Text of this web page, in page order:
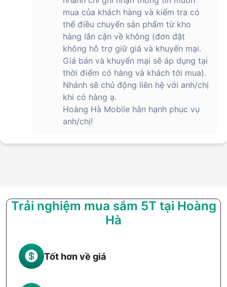
mua của khách hàng và kiểm tra có
thể điều chuyển sản phẩm từ kho
hàng lân cận về không (đơn đặt
không hỗ trợ giữ giá và khuyến mại.
Giá bán và khuyến mại sẽ áp dụng tại
thời điểm có hàng và khách tới mua).
Nhánh sẽ chủ động liên hệ với anh/chị
khi có hàng ạ.
Hoàng Hà Mobile hân hạnh phục vụ
anh/chị!
Trải nghiệm mua sắm 5T tại Hoàng
Hà
Tốt hơn về giá